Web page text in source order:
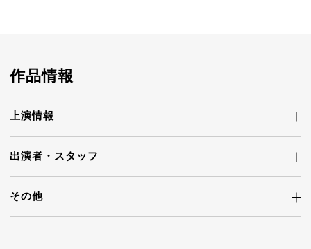
作品情報
上演情報
出演者・ スタッフ
その他